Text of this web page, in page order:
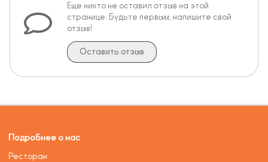
Еще никто не оставил отзыв на этой
странице. Будьте первым, напишите свой
отзыв!
Оставить отзыв
Подробнее о нас
Ресторан